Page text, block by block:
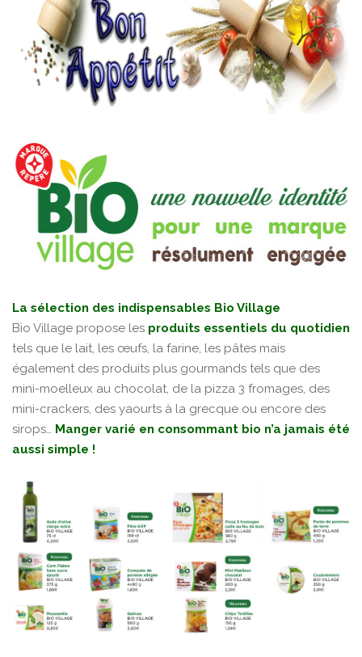
La sélection des indispensables Bio Village
Bio Village propose les produits essentiels du quotidien
tels que le lait, les œufs, la farine, les pâtes mais
également des produits plus gourmands tels que des
mini-moelleux au chocolat, de la pizza 3 fromages, des
mini-crackers, des yaourts à la grecque ou encore des
sirops… Manger varié en consommant bio n’a jamais été
aussi simple !